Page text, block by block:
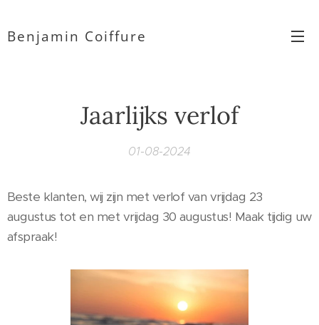
Benjamin Coiffure
Jaarlijks verlof
01-08-2024
Beste klanten, wij zijn met verlof van vrijdag 23
augustus tot en met vrijdag 30 augustus! Maak tijdig uw
afspraak!